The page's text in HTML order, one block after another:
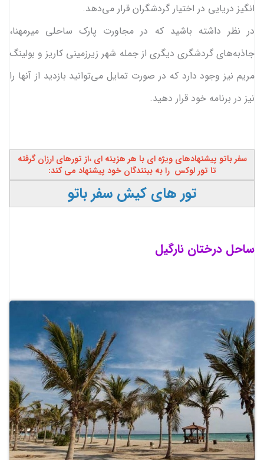
انگیز دریایی در اختیار گردشگران قرار می‌دهد.
در نظر داشته باشید که در مجاورت پارک ساحلی میرمهنا،
جاذبه‌های گردشگری دیگری از جمله شهر زیرزمینی کاریز و بولینگ
مریم نیز وجود دارد که در صورت تمایل می‌توانید بازدید از آنها را
نیز در برنامه خود قرار دهید.
سفر باتو پیشنهادهای ویژه ای با هر هزینه ای ،از تورهای ارزان گرفته
تا تور لوکس را به بینندگان خود پیشنهاد می کند:
تور های کیش سفر باتو
ساحل درختان نارگیل